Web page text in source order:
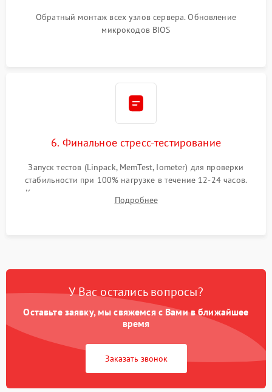
Обратный монтаж всех узлов сервера. Обновление
микрокодов BIOS
6. Финальное стресс-тестирование
Запуск тестов (Linpack, MemTest, Iometer) для проверки
стабильности при 100% нагрузке в течение 12-24 часов.
Контроль температурных режимов, проверка отсутствия
троттлинга и подготовка сервера к выдаче.
Подробнее
У Вас остались вопросы?
Оставьте заявку, мы свяжемся с Вами в ближайшее
время
Заказать звонок